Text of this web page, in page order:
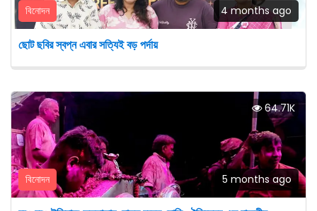
বিনোদন 4 months ago
ছোট ছবির স্বপ্ন এবার সত্যিই বড় পর্দায়
64.71K
বিনোদন 5 months ago